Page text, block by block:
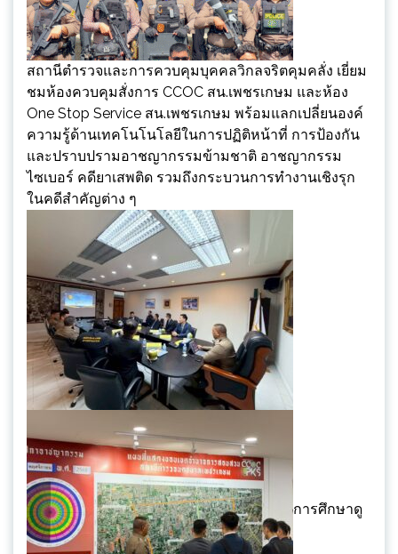
สถานีตำรวจและการควบคุมบุคคลวิกลจริตคุมคลั่ง เยี่ยม
ชมห้องควบคุมสั่งการ CCOC สน.เพชรเกษม และห้อง
One Stop Service สน.เพชรเกษม พร้อมแลกเปลี่ยนองค์
ความรู้ด้านเทคโนโนโลยีในการปฏิติหน้าที่ การป้องกัน
และปราบปรามอาชญากรรมข้ามชาติ อาชญากรรม
ไซเบอร์ คดียาเสพติด รวมถึงกระบวนการทำงานเชิงรุก
ในคดีสำคัญต่าง ๆ
การศึกษาดู